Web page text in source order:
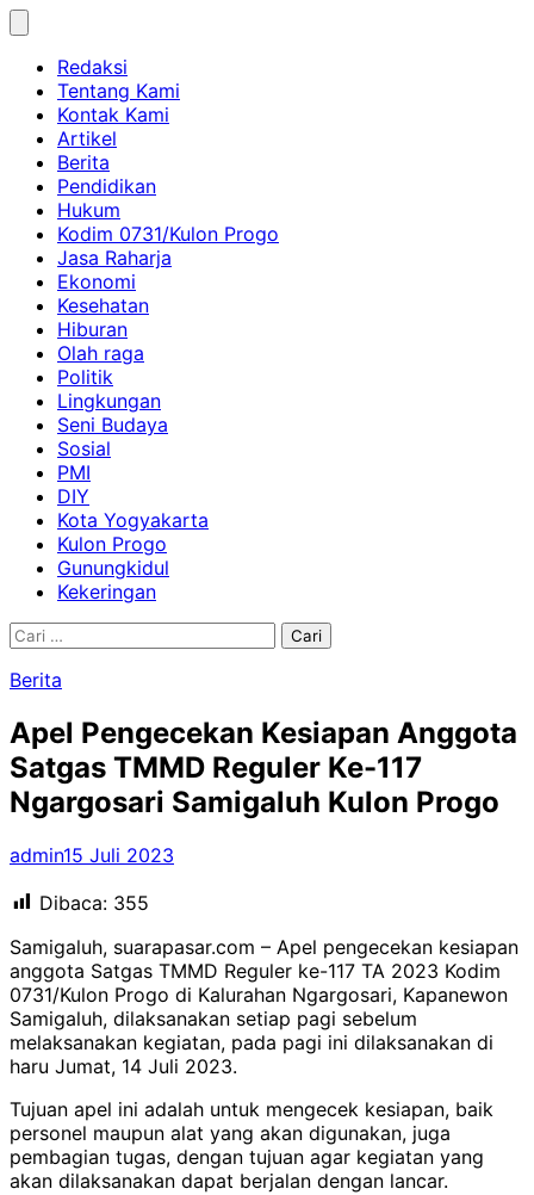
Skip
contentRedaksi
Tentang Kami
Kontak Kami
Artikel
Berita
Pendidikan
Hukum
Kodim 0731/Kulon Progo
Jasa Raharja
Ekonomi
Kesehatan
Hiburan
Olah raga
Politik
Lingkungan
Seni Budaya
Sosial
PMI
DIY
Kota Yogyakarta
Kulon Progo
Gunungkidul
Kekeringan
Cari
Berita
Apel Pengecekan Kesiapan Anggota
Satgas TMMD Reguler Ke-117
Ngargosari Samigaluh Kulon Progo
admin15 Juli 2023
Dibaca: 355
Samigaluh, suarapasar.com – Apel pengecekan kesiapan
anggota Satgas TMMD Reguler ke-117 TA 2023 Kodim
0731/Kulon Progo di Kalurahan Ngargosari, Kapanewon
Samigaluh, dilaksanakan setiap pagi sebelum
melaksanakan kegiatan, pada pagi ini dilaksanakan di
haru Jumat, 14 Juli 2023.
Tujuan apel ini adalah untuk mengecek kesiapan, baik
personel maupun alat yang akan digunakan, juga
pembagian tugas, dengan tujuan agar kegiatan yang
akan dilaksanakan dapat berjalan dengan lancar.